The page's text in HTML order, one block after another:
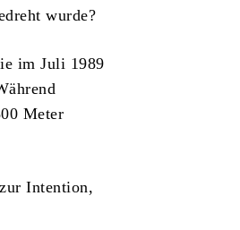
wurde?
im Juli 1989
Meter
Intention,